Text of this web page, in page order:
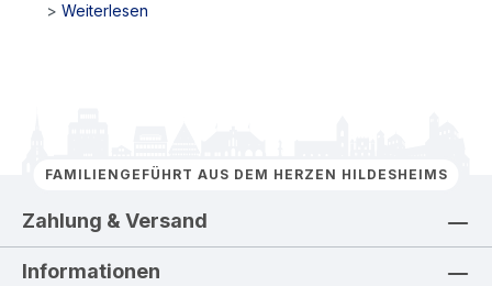
> Weiterlesen
FAMILIENGEFÜHRT AUS DEM HERZEN HILDESHEIMS
Zahlung & Versand
Informationen